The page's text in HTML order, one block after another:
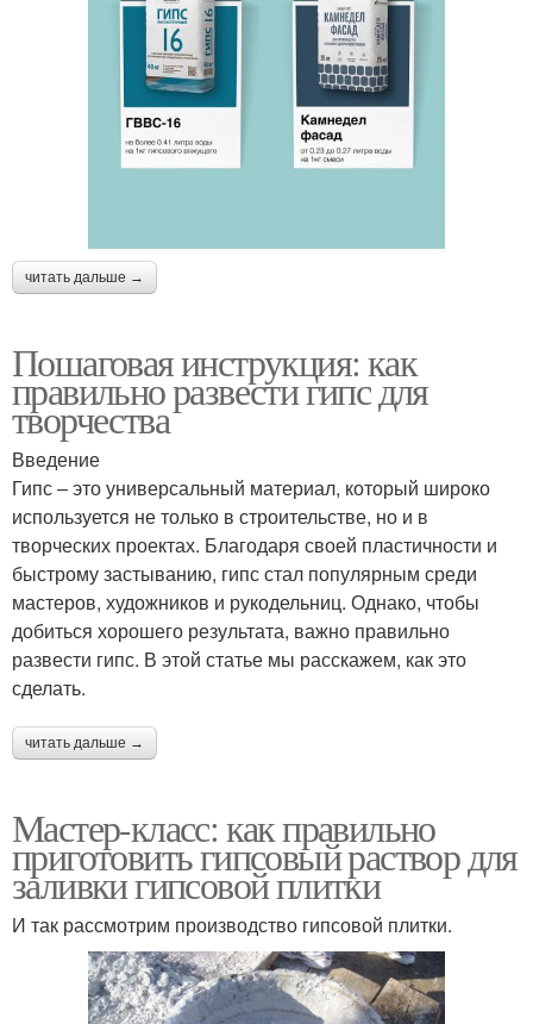
читать дальше →
Пошаговая инструкция: как
правильно развести гипс для
творчества
Введение
Гипс – это универсальный материал, который широко
используется не только в строительстве, но и в
творческих проектах. Благодаря своей пластичности и
быстрому застыванию, гипс стал популярным среди
мастеров, художников и рукодельниц. Однако, чтобы
добиться хорошего результата, важно правильно
развести гипс. В этой статье мы расскажем, как это
сделать.
читать дальше →
Мастер-класс: как правильно
приготовить гипсовый раствор для
заливки гипсовой плитки
И так рассмотрим производство гипсовой плитки.